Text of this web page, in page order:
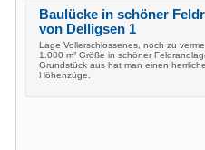
Baulücke in schöner
von Delligsen 1
Lage Vollerschlossenes, noch zu
1.000 m² Größe in schöner
Grundstück aus hat man einen
Höhenzüge.